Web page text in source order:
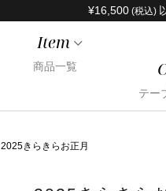
¥16,500 (税込)
Item
商品一覧
テー
2025きらきらお正月